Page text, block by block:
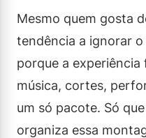
Mesmo quem gosta
tendência a ignorar
porque a
música, cortes,
um só pacote. Só
organiza essa